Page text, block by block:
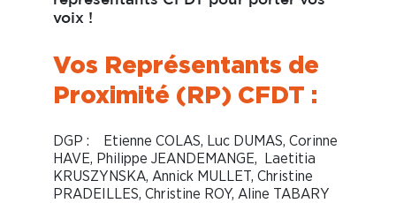
voix !
Vos Représentants de
Proximité (RP) CFDT :
DGP : Etienne COLAS, Luc DUMAS, Corinne
HAVE, Philippe JEANDEMANGE, Laetitia
KRUSZYNSKA, Annick MULLET, Christine
PRADEILLES, Christine ROY, Aline TABARY